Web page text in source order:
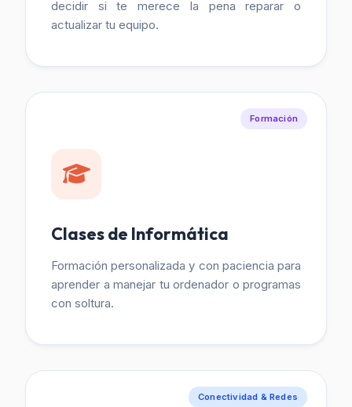
decidir si te merece la pena reparar o
actualizar tu equipo.
Formación
Clases de Informática
Formación personalizada y con paciencia para
aprender a manejar tu ordenador o programas
con soltura.
Conectividad & Redes